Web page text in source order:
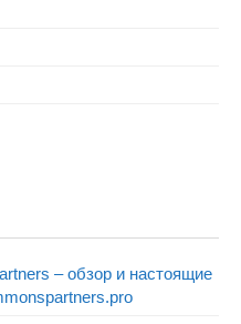
– обзор и настоящие